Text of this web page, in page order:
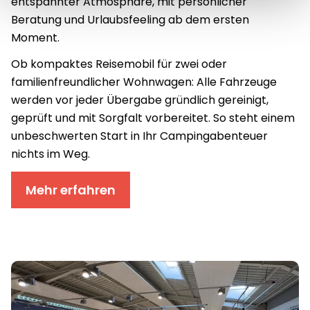
Beratung und Urlaubsfeeling ab dem ersten
Moment.
Ob kompaktes Reisemobil für zwei oder
familienfreundlicher Wohnwagen: Alle Fahrzeuge
werden vor jeder Übergabe gründlich gereinigt,
geprüft und mit Sorgfalt vorbereitet. So steht einem
unbeschwerten Start in Ihr Campingabenteuer
nichts im Weg.
Mehr erfahren